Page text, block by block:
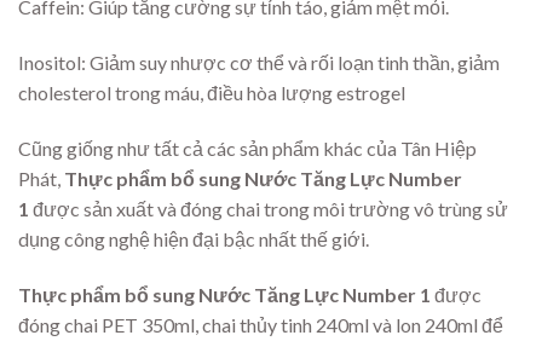
Caffein: Giúp tăng cường sự tỉnh táo, giảm mệt mỏi.
Inositol: Giảm suy nhược cơ thể và rối loạn tinh thần, giảm
cholesterol trong máu, điều hòa lượng estrogel
Cũng giống như tất cả các sản phẩm khác của Tân Hiệp
Phát, Thực phẩm bổ sung Nước Tăng Lực Number
1 được sản xuất và đóng chai trong môi trường vô trùng sử
dụng công nghệ hiện đại bậc nhất thế giới.
Thực phẩm bổ sung Nước Tăng Lực Number 1 được
đóng chai PET 350ml, chai thủy tinh 240ml và lon 240ml để